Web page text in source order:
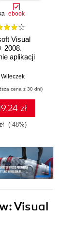
ebook
Visual
2008.
aplikacji
Wileczek
cena z 30 dni)
zł
(-48%)
Visual